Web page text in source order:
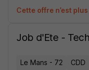
Cette offre n’est
Job d'Ete -
Le Mans - 72 CDD